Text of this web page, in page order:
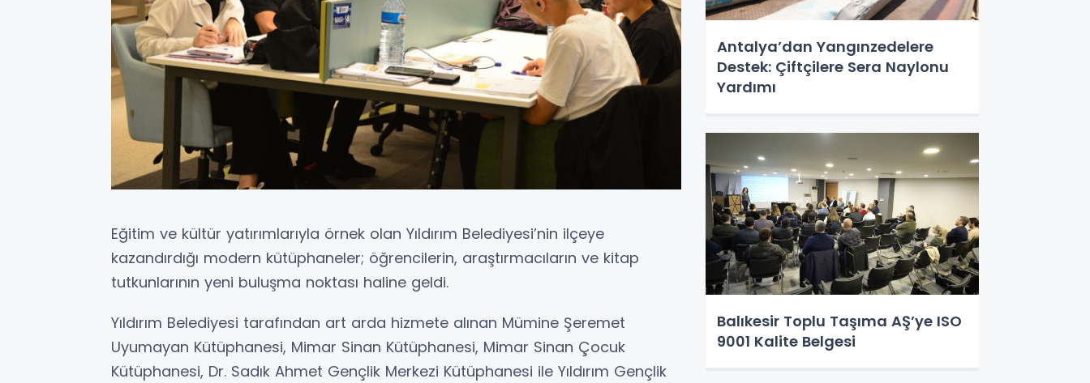
Eğitim ve kültür yatırımlarıyla örnek olan Yıldırım Belediyesi’nin ilçeye
kazandırdığı modern kütüphaneler; öğrencilerin, araştırmacıların ve kitap
tutkunlarının yeni buluşma noktası haline geldi.
Yıldırım Belediyesi tarafından art arda hizmete alınan Mümine Şeremet
Uyumayan Kütüphanesi, Mimar Sinan Kütüphanesi, Mimar Sinan Çocuk
Kütüphanesi, Dr. Sadık Ahmet Gençlik Merkezi Kütüphanesi ile Yıldırım Gençlik
Antalya’dan Yangınzedelere
Destek: Çiftçilere Sera Naylonu
Yardımı
Balıkesir Toplu Taşıma AŞ’ye ISO
9001 Kalite Belgesi